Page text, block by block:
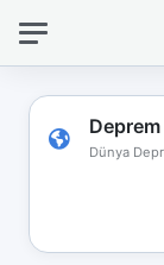
Deprem
Dünya